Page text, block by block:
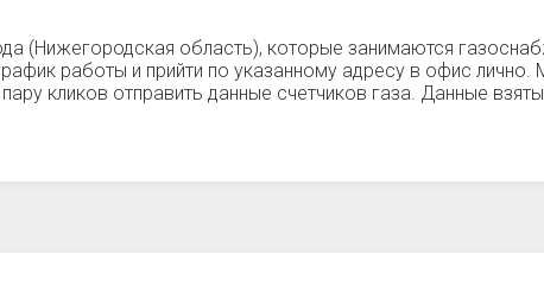
(Нижегородская область), которые занимаются
работы и прийти по указанному адресу в офис лично.
кликов отправить данные счетчиков газа. Данные